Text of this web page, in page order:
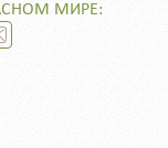
МИРЕ: